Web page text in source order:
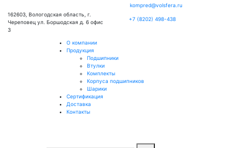
162603, Вологодская область, г.
Череповец ул. Боршодская д. 6 офис
3
kompred@volsfera.ru
+7 (8202) 498-438
О компании
Продукция
Подшипники
Втулки
Комплекты
Корпуса подшипников
Шарики
Сертификация
Доставка
Контакты